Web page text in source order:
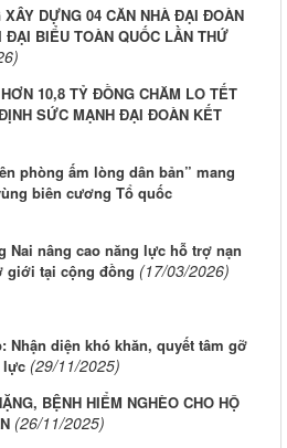
XÂY DỰNG 04 CĂN NHÀ ĐẠI ĐOÀN
BIỂU TOÀN QUỐC LẦN THỨ
10,8 TỶ ĐỒNG CHĂM LO TẾT
SỨC MẠNH ĐẠI ĐOÀN KẾT
phòng ấm lòng dân bản” mang
biên cương Tổ quốc
Nai nâng cao năng lực hỗ trợ nạn
giới tại cộng đồng (17/03/2026)
Nhận diện khó khăn, quyết tâm gỡ
lực (29/11/2025)
BỆNH HIỂM NGHÈO CHO HỘ
(26/11/2025)